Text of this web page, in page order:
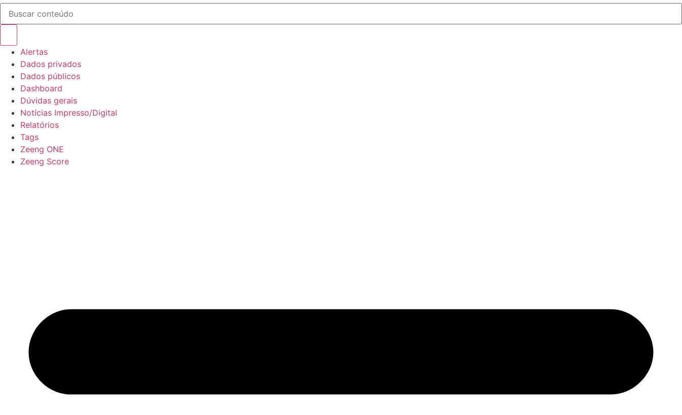
Alertas
Dados privados
Dados públicos
Dashboard
Dúvidas gerais
Notícias Impresso/Digital
Relatórios
Tags
Zeeng ONE
Zeeng Score